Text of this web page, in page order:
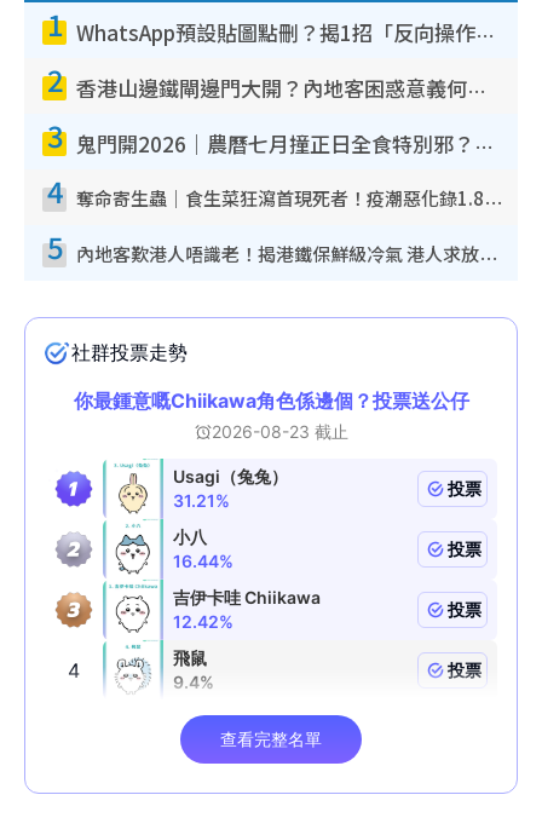
1 WhatsApp預設貼圖點刪？揭1招「反向操作」還原簡潔介面 附3步實測教學
2 香港山邊鐵閘邊門大開？內地客困惑意義何在！網民神回覆：呢種叫法理性防禦
3 鬼門開2026｜農曆七月撞正日全食特別邪？專家警告切忌做一事！揭4大禁忌+2招保平安
4 奪命寄生蟲｜食生菜狂瀉首現死者！疫潮惡化錄1.8萬宗病例 揭洗菜3大謬誤
5 內地客歎港人唔識老！揭港鐵保鮮級冷氣 港人求放過：咪投訴